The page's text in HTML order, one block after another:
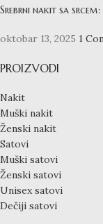
Srebrni nakit sa
oktobar 13, 2025 1
PROIZVODI
Nakit
Muški nakit
Ženski nakit
Satovi
Muški satovi
Ženski satovi
Unisex satovi
Dečiji satovi